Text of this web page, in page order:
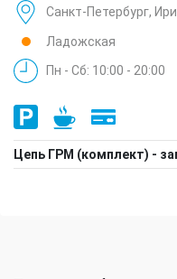
Санкт-Петербург,
Ладожская
Пн - Сб: 10:00 - 20:00
Цепь ГРМ (комплект) -